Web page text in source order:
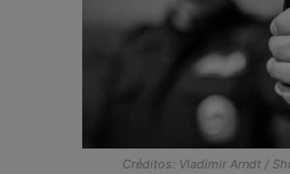
Créditos: Vladimir Arndt /